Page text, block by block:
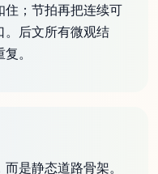
住；节拍再把连续可
。后文所有微观结
。
是静态道路骨架。